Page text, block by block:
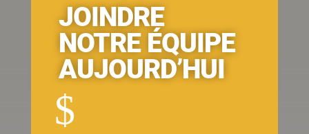
JOINDRE
NOTRE ÉQUIPE
AUJOURD’HUI
$